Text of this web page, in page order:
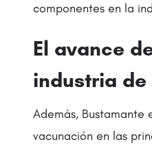
componentes en la
El avance
industria
Además, Bustamante
vacunación en las